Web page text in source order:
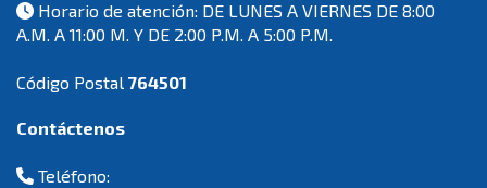
Horario de atención: DE LUNES A VIERNES DE 8:00
A.M. A 11:00 M. Y DE 2:00 P.M. A 5:00 P.M.
Código Postal 764501
Contáctenos
Teléfono: